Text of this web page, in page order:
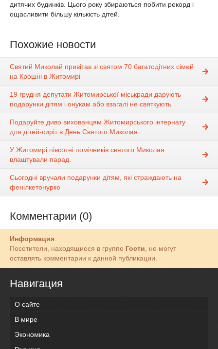
дитячих будинків. Цього року збираються побити рекорд і
ощасливити більшу кількість дітей.
Похожие новости
Святий Миколай привітав зі святом 70 багатодітних сімей
на Крошні в Житомирі
19 грудня депутати Житомирської міськради дарують
подарунки дітям і онукам або взагалі не святкують
Подаруйте диво вихованцям Житомирського інтернату
для дітей-сиріт в День Святого Миколая
У Житомирі півсотні помічників святого Миколая
влаштували парад.
Сьогодні вручали подарунки дітям, які страждають на
фенілкетонурію
Комментарии (0)
Информация
Посетители, находящиеся в группе Гости, не могут
оставлять комментарии к данной публикации.
Навигация
О сайте
В мире
Экономика